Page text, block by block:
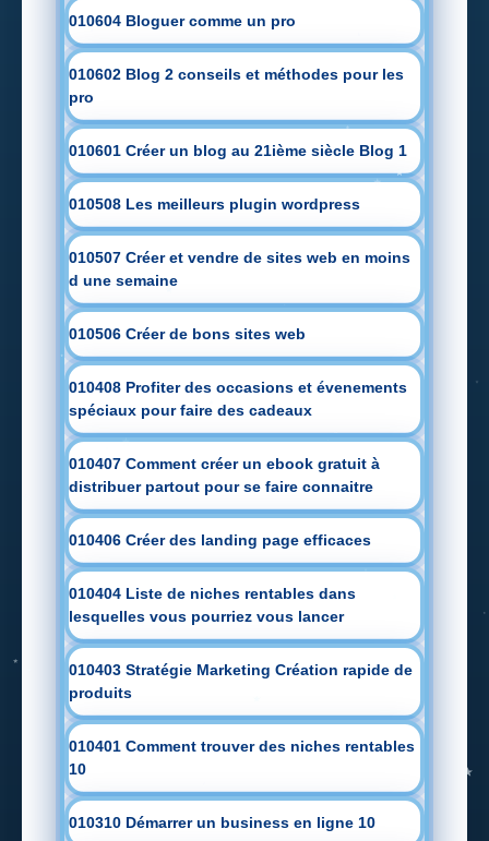
010604 Bloguer comme un pro
010602 Blog 2 conseils et méthodes pour les
pro
010601 Créer un blog au 21ième siècle Blog 1
010508 Les meilleurs plugin wordpress
010507 Créer et vendre de sites web en moins
d une semaine
010506 Créer de bons sites web
010408 Profiter des occasions et évenements
spéciaux pour faire des cadeaux
010407 Comment créer un ebook gratuit à
distribuer partout pour se faire connaitre
010406 Créer des landing page efficaces
010404 Liste de niches rentables dans
lesquelles vous pourriez vous lancer
010403 Stratégie Marketing Création rapide de
produits
010401 Comment trouver des niches rentables
10
010310 Démarrer un business en ligne 10